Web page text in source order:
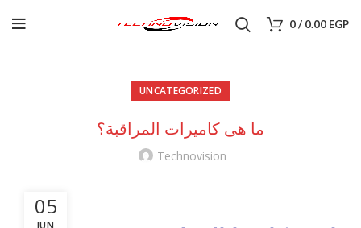
0/ 0.00 EGP
UNCATEGORIZED
ما هى كاميرات المراقبة؟
Technovision
05
JUN